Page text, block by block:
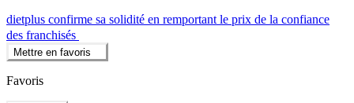
dietplus confirme sa solidité en remportant le prix de la confiance
des franchisés
Mettre en favoris
Favoris